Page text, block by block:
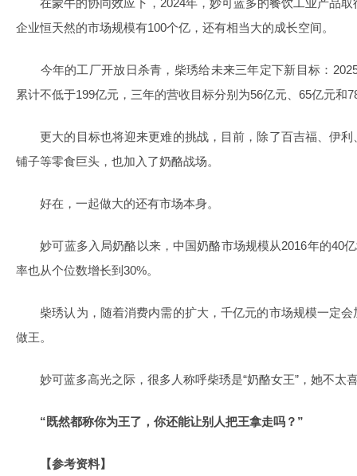
在蒙牛的协同效应下，2024年，妙可蓝多的餐饮工业产品取
企业恒天然的市场规模有100个亿，还有相当大的成长空间。
今年的工厂开放日杀青，柴琇给未来三年定下新目标：
累计不低于199亿元，三年的营收目标分别为56亿元、65亿元和
更大的目标也将迎来更难的挑战，目前，除了百吉福、伊利
铺子等零食巨头，也加入了奶酪战场。
好在，一起做大的还有市场本身。
妙可蓝多入局奶酪以来，中国奶酪市场规模从2016年的40亿
率也从个位数增长到30%。
柴琇认为，随着消费内需的扩大，千亿元的市场规模一定会
做王。
妙可蓝多高光之际，很多人称呼柴琇是“奶酪女王”，她不太
“既然都称你为王了，你还能让别人把王拿走吗？”
【参考资料】